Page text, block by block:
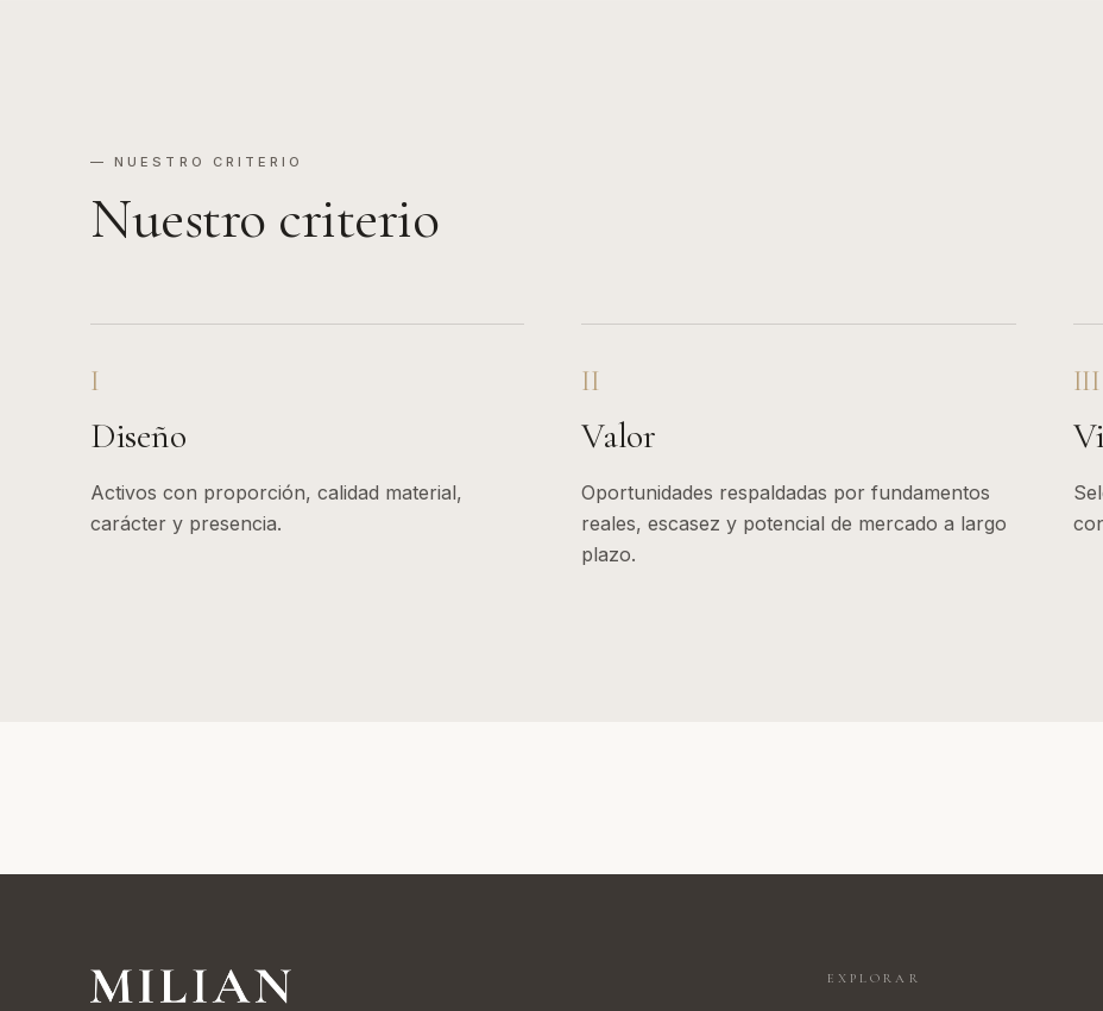
—NUESTRO CRITERIO
Nuestro criterio
I
Diseño
Activos con proporción, calidad material,
carácter y presencia.
II
Valor
Oportunidades respaldadas por fundamentos
reales, escasez y potencial de mercado a largo
plazo.
III
EXPLORAR